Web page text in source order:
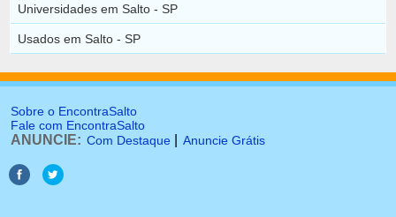
Universidades em Salto - SP
Usados em Salto - SP
Sobre o EncontraSalto
Fale com EncontraSalto
ANUNCIE: Com Destaque Anuncie Grátis